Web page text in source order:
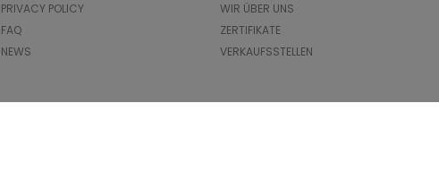
PRIVACY POLICY
FAQ
NEWS
WIR ÜBER UNS
ZERTIFIKATE
VERKAUFSSTELLEN